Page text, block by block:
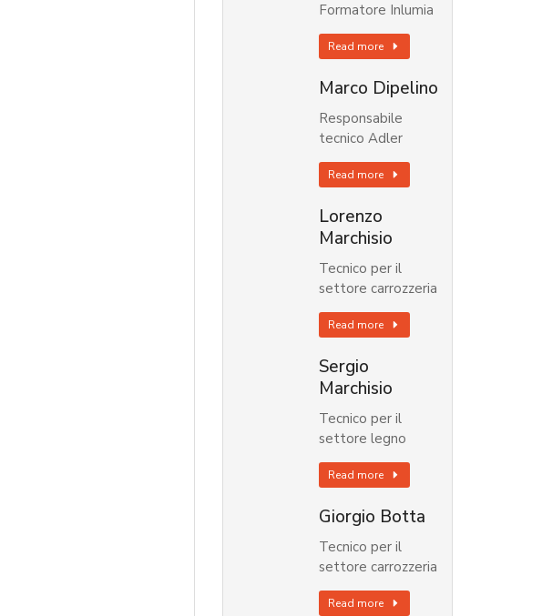
Formatore Inlumia
Read more
Marco Dipelino
Responsabile
tecnico Adler
Read more
Lorenzo
Marchisio
Tecnico per il
settore carrozzeria
Read more
Sergio
Marchisio
Tecnico per il
settore legno
Read more
Giorgio Botta
Tecnico per il
settore carrozzeria
Read more